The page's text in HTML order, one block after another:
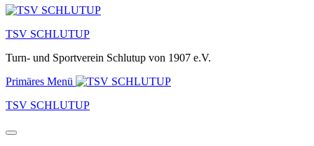
TSV SCHLUTUP
Turn- und Sportverein Schlutup von 1907 e.V.
Primäres Menü
TSV SCHLUTUP